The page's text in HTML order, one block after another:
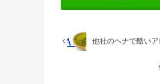
他社のヘナで酷い